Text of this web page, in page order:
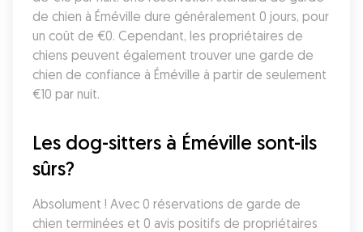
de chien à Éméville dure généralement 0 jours, pour
un coût de €0. Cependant, les propriétaires de
chiens peuvent également trouver une garde de
chien de confiance à Éméville à partir de seulement
€10 par nuit.
Les dog-sitters à Éméville sont-ils
sûrs?
Absolument ! Avec 0 réservations de garde de
chien terminées et 0 avis positifs de propriétaires